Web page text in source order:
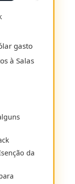
gasto
à Salas
da